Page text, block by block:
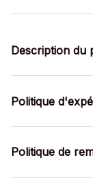
Description du
Politique
Politique de